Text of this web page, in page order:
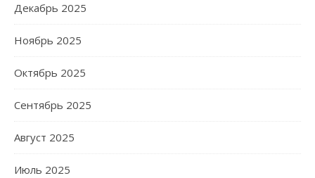
Декабрь 2025
Ноябрь 2025
Октябрь 2025
Сентябрь 2025
Август 2025
Июль 2025